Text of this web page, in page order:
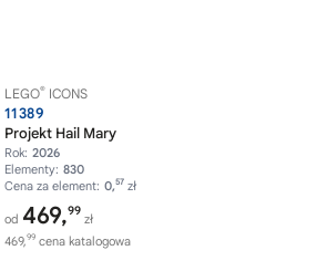
LEGO® ICONS
11389
Projekt Hail Mary
Rok: 2026
Elementy: 830
Cena za element: 0,57 zł
od 469,99
zł
469,99 cena katalogowa